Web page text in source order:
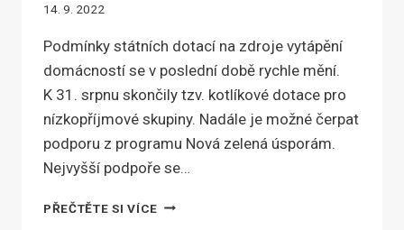
14. 9. 2022
Podmínky státních dotací na zdroje vytápění
domácností se v poslední době rychle mění.
K 31. srpnu skončily tzv. kotlíkové dotace pro
nízkopříjmové skupiny. Nadále je možné čerpat
podporu z programu Nová zelená úsporám.
Nejvyšší podpoře se…
PŘEČTĚTE SI VÍCEZAFIXUJTE